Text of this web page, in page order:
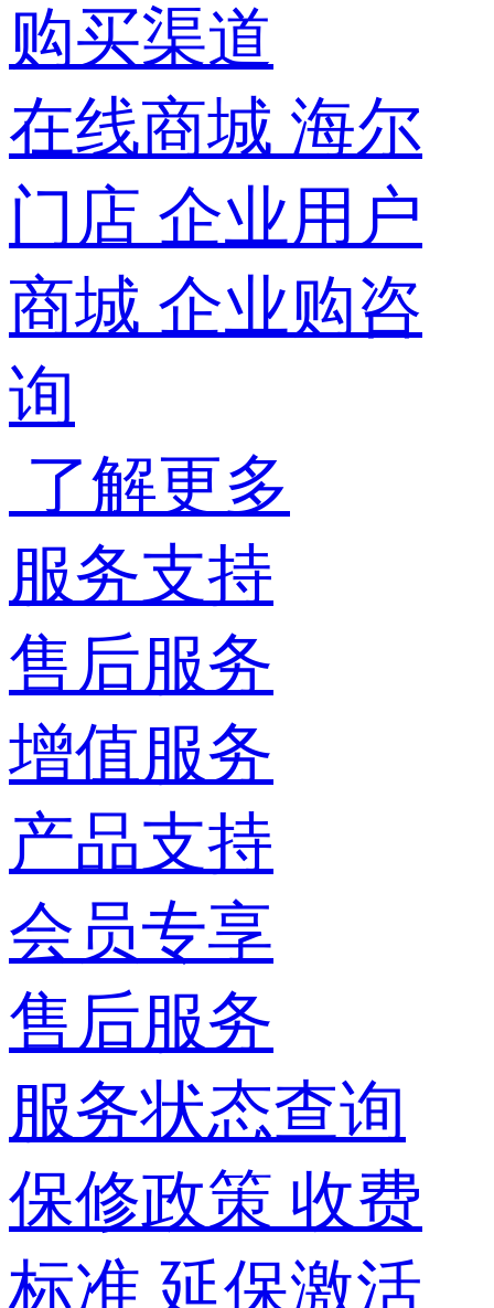
购买渠道
在线商城 海尔
门店 企业用户
商城 企业购咨
询
了解更多
服务支持
售后服务
增值服务
产品支持
会员专享
售后服务
服务状态查询
保修政策 收费
标准 延保激活